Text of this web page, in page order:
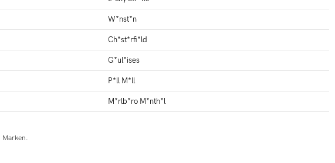
W*nst*n
Ch*st*rfi*ld
G*ul*ises
P*ll M*ll
M*rlb*ro M*nth*l
Marken.